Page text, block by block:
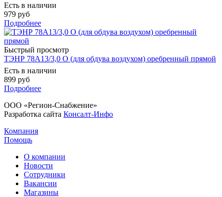
Есть в наличии
979 руб
Подробнее
Быстрый просмотр
ТЭНР 78А13/3,0 О (для обдува воздухом) оребренный прямой
Есть в наличии
899 руб
Подробнее
ООО «Регион-Снабжение»
Разработка сайта Консалт-Инфо
Компания
Помощь
О компании
Новости
Сотрудники
Вакансии
Магазины